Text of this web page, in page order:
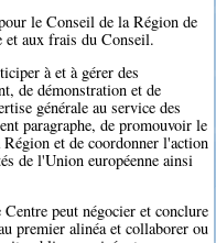
le Conseil de la Région de
aux frais du Conseil.
à et à gérer des
de démonstration et de
générale au service des
paragraphe, de promouvoir le
et de coordonner l'action
de l'Union européenne ainsi
peut négocier et conclure
premier alinéa et collaborer ou